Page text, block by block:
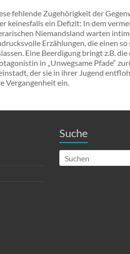
fehlende Zugehörigkeit der
keinesfalls ein Defizit: In dem
Niemandsland warten
Erzählungen, die einen
Eine Beerdigung bringt z.B. die
in „Unwegsame Pfade“
der sie in ihrer Jugend
Vergangenheit ein.
Suche